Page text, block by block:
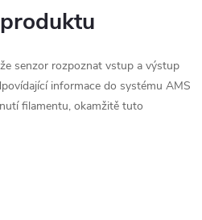
senzor rozpoznat vstup a výstup
informace do systému AMS
filamentu, okamžitě tuto